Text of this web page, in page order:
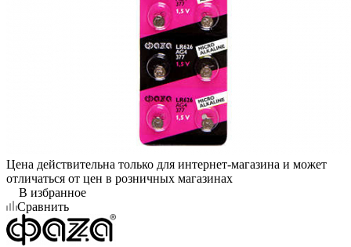
Цена действительна только для интернет-магазина и может
отличаться от цен в розничных магазинах
В избранное
Сравнить